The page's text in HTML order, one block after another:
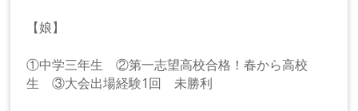
【娘】
①中学三年生 ②第一志望高校合格！春から高校
生 ③大会出場経験1回 未勝利